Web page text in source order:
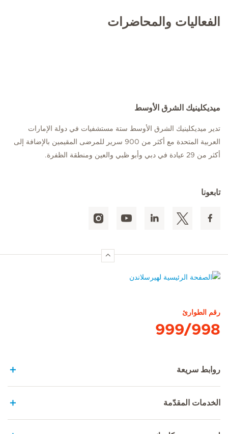
الفعاليات والمحاضرات
ميديكلينيك الشرق الأوسط
تدير ميديكلينيك الشرق الأوسط ستة مستشفيات في دولة الإمارات
العربية المتحدة مع أكثر من 900 سرير للمرضى المقيمين بالإضافة إلى
أكثر من 29 عيادة في دبي وأبو ظبي والعين ومنطقة الظفرة.
تابعونا
رقم الطوارئ
999/998
روابط سريعة
الخدمات المقدّمة